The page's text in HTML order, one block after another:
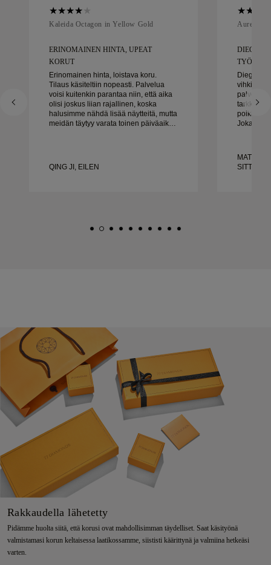
Kaleida Octagon in Yellow Gold
ERINOMAINEN HINTA, UPEAT
KORUT
Erinomainen hinta, loistava koru.
Tilaus käsiteltiin nopeasti. Palvelua
voisi kuitenkin parantaa niin, että aika
olisi joskus liian rajallinen, koska
halusimme nähdä lisää näytteitä, mutta
meidän täytyy varata toinen päiväaika.
QING JI, EILEN
Aurelle in
DIEGO
Diego oli
Jokainen
kaikille,
SITTEN
Rakkaudella lähetetty
Pidämme huolta siitä, että korusi ovat mahdollisimman täydelliset. Saat käsityönä
valmistamasi korun keltaisessa laatikossamme, siististi käärittynä ja valmiina hetkeäsi
varten.